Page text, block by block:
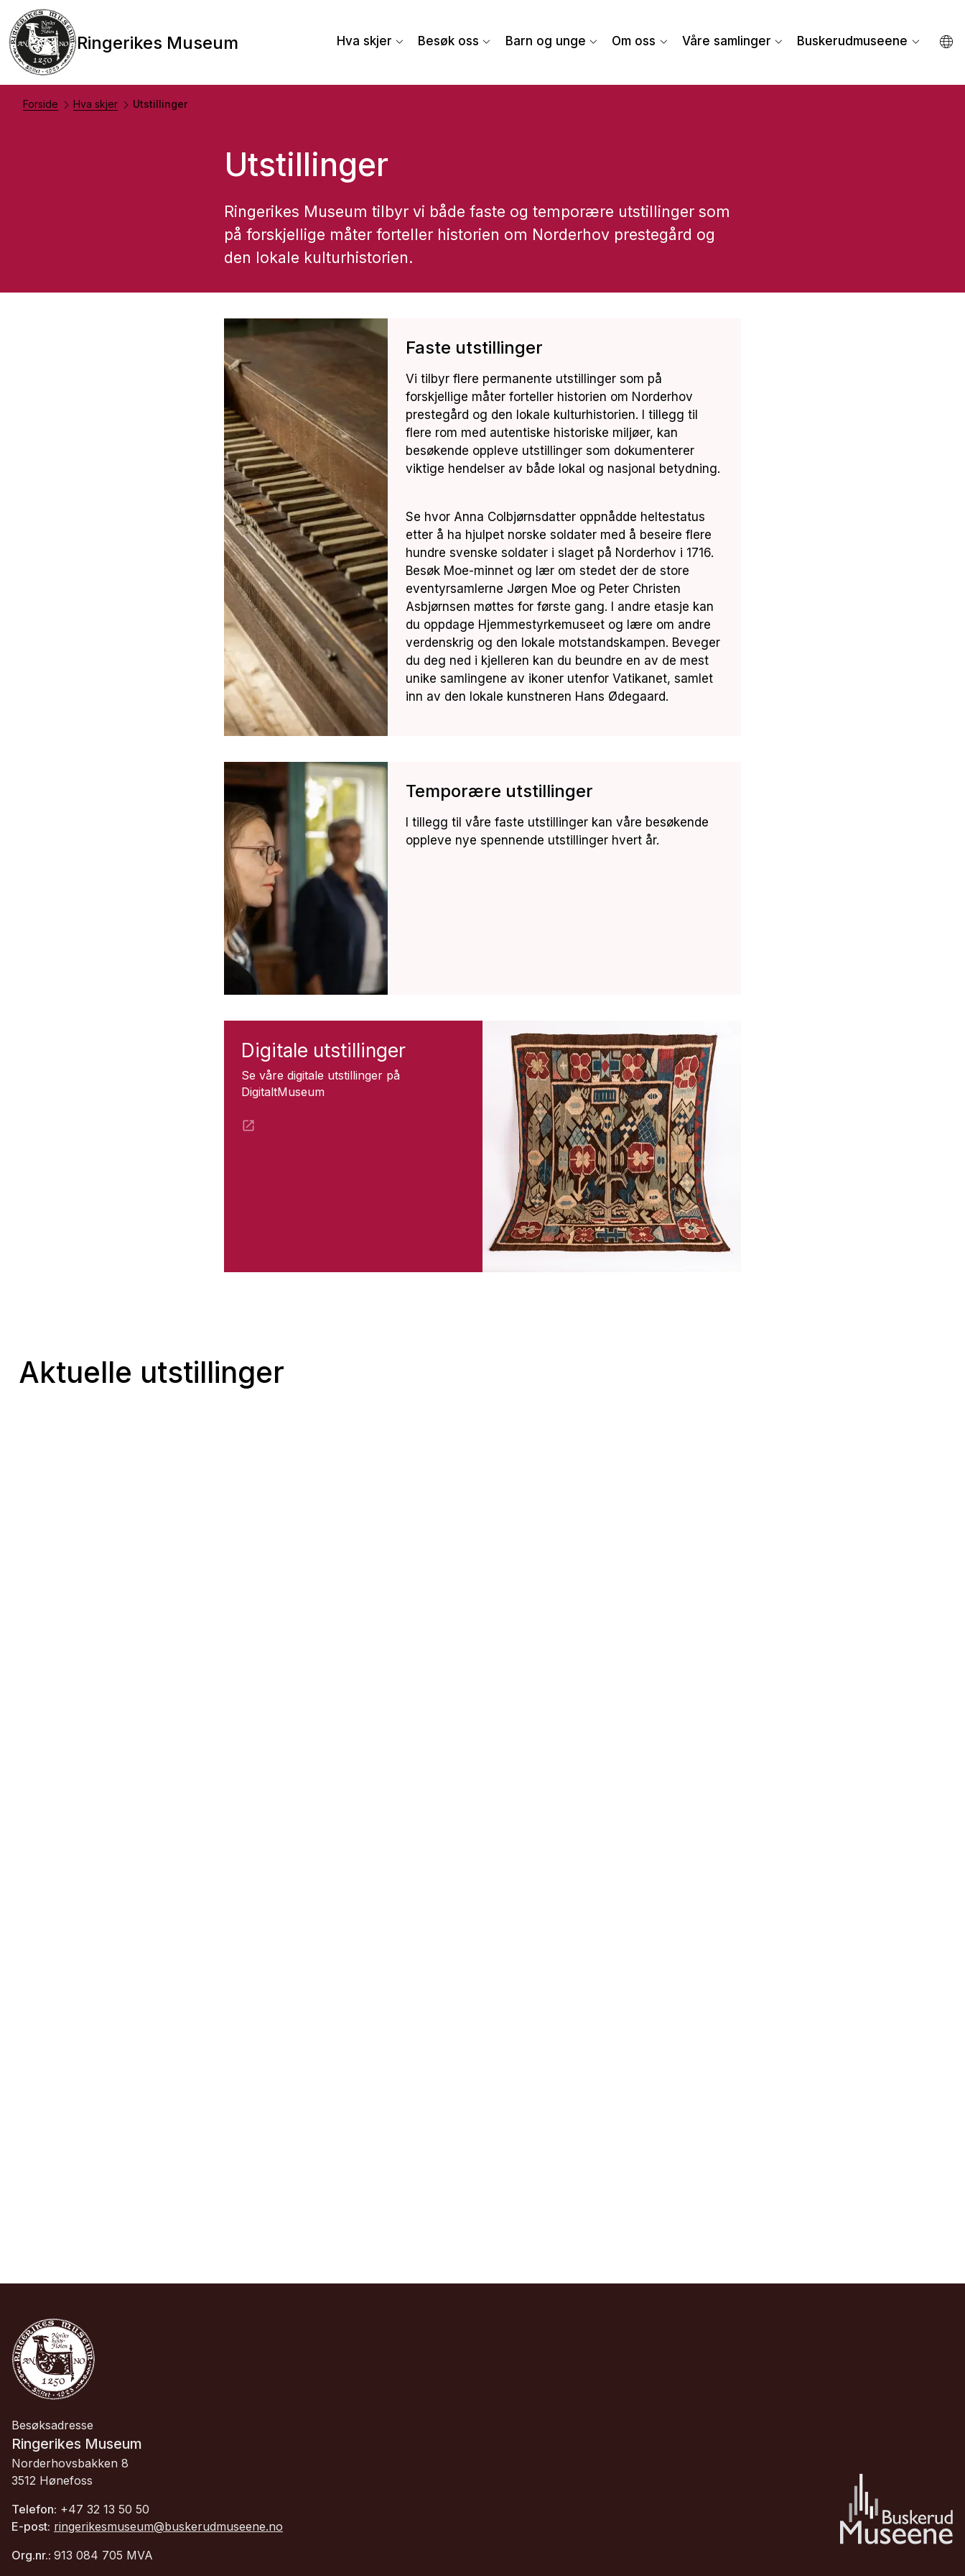
Ringerikes Museum Hva skjer Besøk oss Barn og unge Om oss Våre samlinger Buskerudmuseene
Forside Hva skjer Utstillinger
Utstillinger
Ringerikes Museum tilbyr vi både faste og temporære utstillinger som
på forskjellige måter forteller historien om Norderhov prestegård og
den lokale kulturhistorien.
Faste utstillinger
Vi tilbyr flere permanente utstillinger som på
forskjellige måter forteller historien om Norderhov
prestegård og den lokale kulturhistorien. I tillegg til
flere rom med autentiske historiske miljøer, kan
besøkende oppleve utstillinger som dokumenterer
viktige hendelser av både lokal og nasjonal betydning.
Se hvor Anna Colbjørnsdatter oppnådde heltestatus
etter å ha hjulpet norske soldater med å beseire flere
hundre svenske soldater i slaget på Norderhov i 1716.
Besøk Moe-minnet og lær om stedet der de store
eventyrsamlerne Jørgen Moe og Peter Christen
Asbjørnsen møttes for første gang. I andre etasje kan
du oppdage Hjemmestyrkemuseet og lære om andre
verdenskrig og den lokale motstandskampen. Beveger
du deg ned i kjelleren kan du beundre en av de mest
unike samlingene av ikoner utenfor Vatikanet, samlet
inn av den lokale kunstneren Hans Ødegaard.
Temporære utstillinger
I tillegg til våre faste utstillinger kan våre besøkende
oppleve nye spennende utstillinger hvert år.
Digitale utstillinger
Se våre digitale utstillinger på
DigitaltMuseum
Aktuelle utstillinger
Besøksadresse
Ringerikes Museum
Norderhovsbakken 8
3512 Hønefoss
Telefon: +47 32 13 50 50
E-post: ringerikesmuseum@buskerudmuseene.no
Org.nr.: 913 084 705 MVA